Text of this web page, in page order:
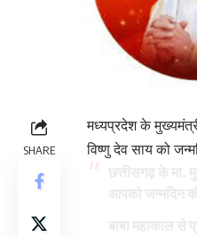
SHARE
मध्यप्रदेश के
विष्णु देव साय को